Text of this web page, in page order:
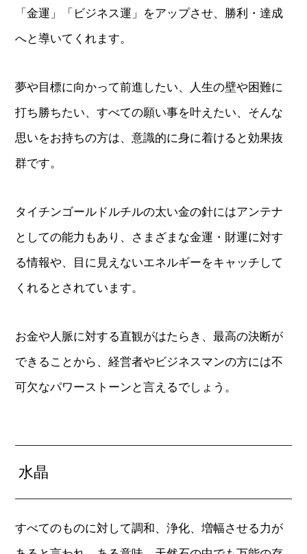
「金運」「ビジネス運」をアップさせ、勝利・達成
へと導いてくれます。
夢や目標に向かって前進したい、人生の壁や困難に
打ち勝ちたい、すべての願い事を叶えたい、そんな
思いをお持ちの方は、意識的に身に着けると効果抜
群です。
タイチンゴールドルチルの太い金の針にはアンテナ
としての能力もあり、さまざまな金運・財運に対す
る情報や、目に見えないエネルギーをキャッチして
くれるとされています。
お金や人脈に対する直観がはたらき、最高の決断が
できることから、経営者やビジネスマンの方には不
可欠なパワーストーンと言えるでしょう。
水晶
すべてのものに対して調和、浄化、増幅させる力が